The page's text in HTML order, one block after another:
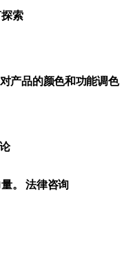
索
产品的颜色和功能调色
。 法律咨询